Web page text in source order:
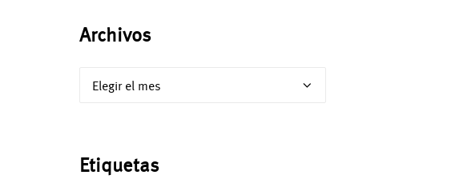
Archivos
Archivos
Etiquetas